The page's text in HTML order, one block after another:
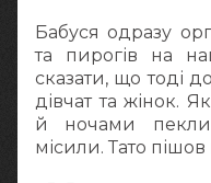
Бабуся одразу
та пирогів на
сказати, що тоді
дівчат та жінок.
й ночами
місили. Тато пішов